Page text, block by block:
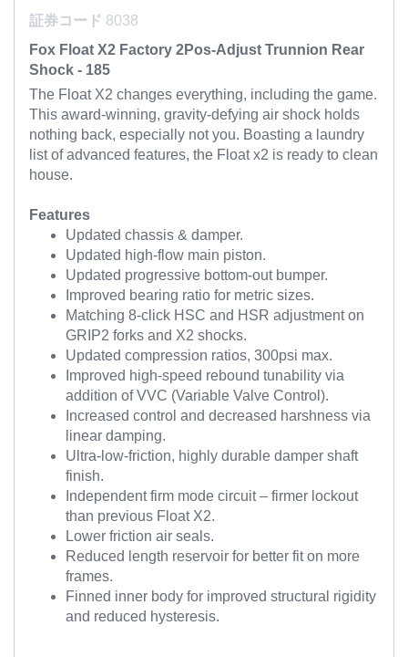
証券コード 8038
Fox Float X2 Factory 2Pos-Adjust Trunnion Rear
Shock - 185
The Float X2 changes everything, including the game.
This award-winning, gravity-defying air shock holds
nothing back, especially not you. Boasting a laundry
list of advanced features, the Float x2 is ready to clean
house.
Features
Updated chassis & damper.
Updated high-flow main piston.
Updated progressive bottom-out bumper.
Improved bearing ratio for metric sizes.
Matching 8-click HSC and HSR adjustment on
GRIP2 forks and X2 shocks.
Updated compression ratios, 300psi max.
Improved high-speed rebound tunability via
addition of VVC (Variable Valve Control).
Increased control and decreased harshness via
linear damping.
Ultra-low-friction, highly durable damper shaft
finish.
Independent firm mode circuit – firmer lockout
than previous Float X2.
Lower friction air seals.
Reduced length reservoir for better fit on more
frames.
Finned inner body for improved structural rigidity
and reduced hysteresis.